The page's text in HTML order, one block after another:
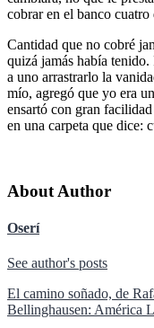
cobrar en el banco cuatro
Cantidad que no cobré
quizá jamás había tenido.
a uno arrastrarlo la
mío, agregó que yo era
ensartó con gran
en una carpeta que dice:
About Author
Oserí
See author's posts
Navegación
de
El camino soñado, de
Bellinghausen: América